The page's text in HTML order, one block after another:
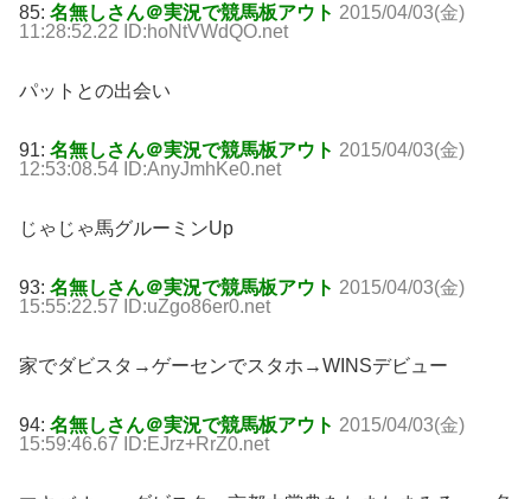
85: 名無しさん＠実況で競馬板アウト 2015/04/03(金)
11:28:52.22 ID:hoNtVWdQO.net
パットとの出会い
91: 名無しさん＠実況で競馬板アウト 2015/04/03(金)
12:53:08.54 ID:AnyJmhKe0.net
じゃじゃ馬グルーミンUp
93: 名無しさん＠実況で競馬板アウト 2015/04/03(金)
15:55:22.57 ID:uZgo86er0.net
家でダビスタ→ゲーセンでスタホ→WINSデビュー
94: 名無しさん＠実況で競馬板アウト 2015/04/03(金)
15:59:46.67 ID:EJrz+RrZ0.net